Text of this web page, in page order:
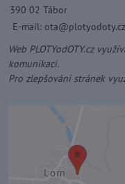
390 02 Tábor
E-mail: ota@plotyodoty.cz
Web PLOTYodOTY.cz
komunikaci.
Pro zlepšování stránek